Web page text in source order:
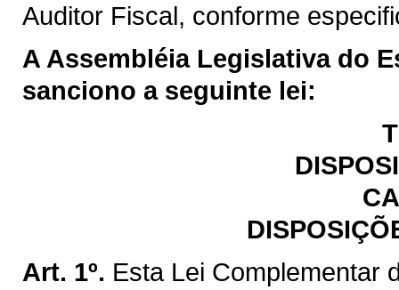
Auditor Fiscal, conforme
A Assembléia Legislativa do
sanciono a seguinte lei:
Art. 1º. Esta Lei Complementar